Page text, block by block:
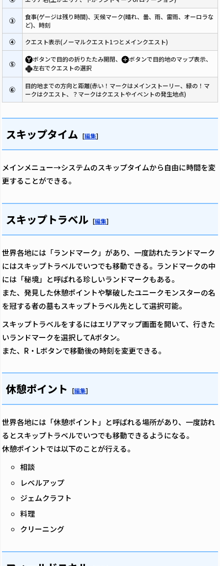
③
食事(ゲージは残り時間)、天候マーク(晴れ、曇、雨、雷雨、オーロラな
ど)、時刻
④
クエスト表示(ノーマルクエスト1つとメインクエスト)
⑤
ボタンで目的の折りたたみ開閉、
ボタンで目的地のマップ表示、
左右でクエストの選択
⑥
目的地までの方向と距離(赤い！マークはメインストーリー、緑の！マ
ークはクエスト、？マークはクエストやイベントの発生地点)
スキップタイム [編集]
メインメニュー→システムのスキップタイムから自由に時間を変
更することができる。
スキップトラベル [編集]
世界各地には「ランドマーク」があり、一度訪れたランドマーク
にはスキップトラベルでいつでも移動できる。ランドマークの中
には「秘境」と呼ばれる珍しいランドマークもある。
また、発見した休憩ポイントや撃破したユニークモンスターの名
を冠する者の墓もスキップトラベル先として選択可能。
スキップトラベルをするにはエリアマップ画面を開いて、行きた
いランドマークを選択してAボタン。
また、R・Lボタンで移動後の時刻を変更できる。
休憩ポイント [編集]
世界各地には「休憩ポイント」と呼ばれる場所があり、一度訪れ
るとスキップトラベルでいつでも移動できるようになる。
休憩ポイントでは以下のことが行える。
相談
レベルアップ
ジェムクラフト
料理
クリーニング